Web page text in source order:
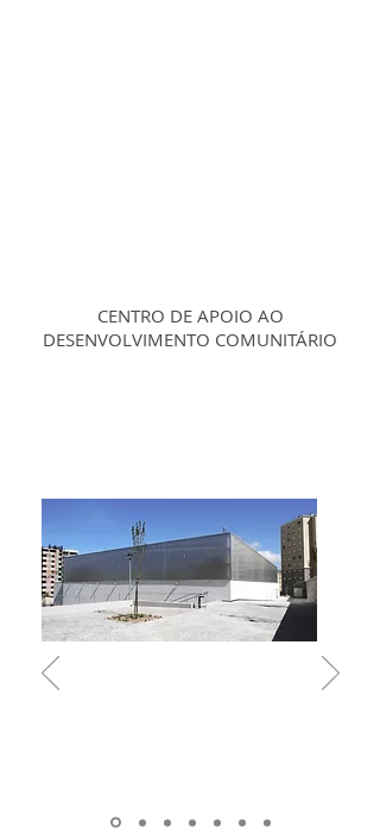
CENTRO DE APOIO AO
DESENVOLVIMENTO COMUNITÁRIO